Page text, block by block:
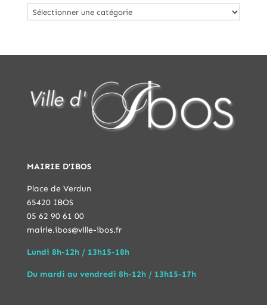
Catégories
MAIRIE D'IBOS
Place de Verdun
65420 IBOS
05 62 90 61 00
mairie.ibos@ville-ibos.fr
Lundi 8h-12h / 13h15-18h
Du mardi au vendredi 8h-12h / 13h15-17h